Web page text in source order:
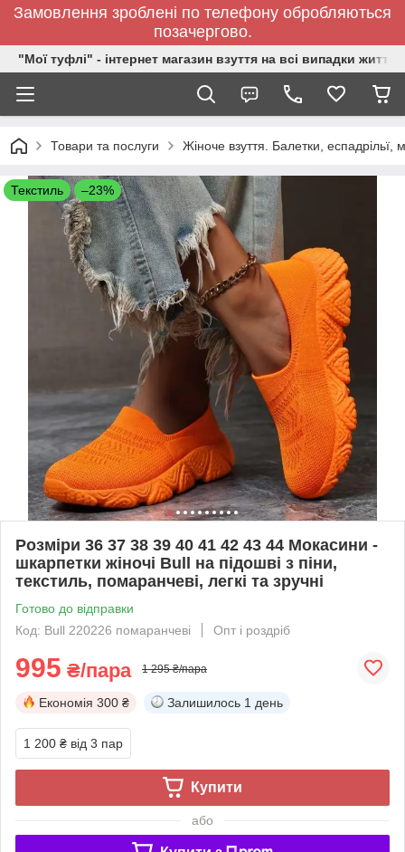
Замовлення зроблені по телефону обробляються
позачергово.
"Мої туфлі" - інтернет магазин взуття на всі випадки життя.
Товари та послуги Жіноче взуття. Балетки,
Текстиль –23%
Розміри 36 37 38 39 40 41 42 43 44 Мокасини -
шкарпетки жіночі Bull на підошві з піни,
текстиль, помаранчеві, легкі та зручні
Готово до відправки
Код: Bull 220226 помаранчеві
Опт і роздріб
995 ₴/пара 1 295 ₴/пара
Економія 300 ₴ Залишилось 1 день
1 200 ₴ від 3 пар
Купити
або